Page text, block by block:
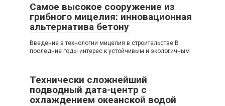
Самое высокое сооружение из
грибного мицелия: инновационная
альтернатива бетону
Введение в технологии мицелия в строительстве В
последние годы интерес к устойчивым и экологичным
Технически сложнейший
подводный дата-центр с
охлаждением океанской водой